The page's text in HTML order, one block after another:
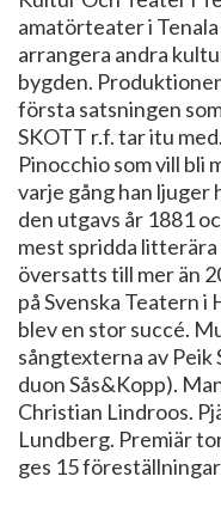
amatörteater i
arrangera andra
bygden.
första satsningen
SKOTT r.f. tar itu
Pinocchio som vill bli
varje gång han ljuger
den utgavs år 1881
mest spridda
översatts till mer än
på Svenska Teatern
blev en stor succé.
sångtexterna av Peik
duon Sås&Kopp).
Christian Lindroos.
Lundberg. Premiär
ges 15